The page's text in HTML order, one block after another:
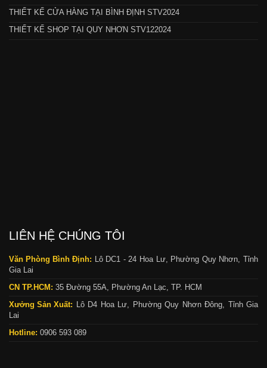
THIẾT KẾ CỬA HÀNG TẠI BÌNH ĐỊNH STV2024
THIẾT KẾ SHOP TẠI QUY NHƠN STV122024
LIÊN HỆ CHÚNG TÔI
Văn Phòng Bình Định: Lô DC1 - 24 Hoa Lư, Phường Quy Nhơn, Tỉnh
Gia Lai
CN TP.HCM: 35 Đường 55A, Phường An Lạc, TP. HCM
Xưởng Sản Xuất: Lô D4 Hoa Lư, Phường Quy Nhơn Đông, Tỉnh Gia
Lai
Hotline: 0906 593 089